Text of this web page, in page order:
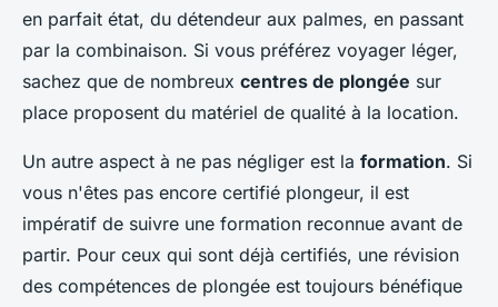
en parfait état, du détendeur aux palmes, en passant
par la combinaison. Si vous préférez voyager léger,
sachez que de nombreux centres de plongée sur
place proposent du matériel de qualité à la location.
Un autre aspect à ne pas négliger est la formation. Si
vous n'êtes pas encore certifié plongeur, il est
impératif de suivre une formation reconnue avant de
partir. Pour ceux qui sont déjà certifiés, une révision
des compétences de plongée est toujours bénéfique